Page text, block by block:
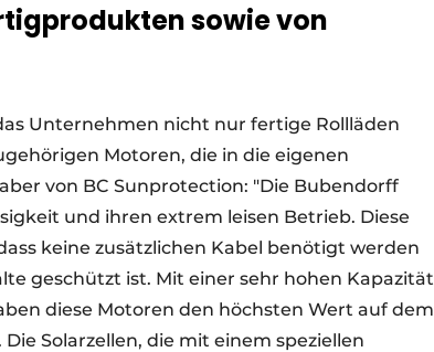
sowie von
Unternehmen nicht nur fertige Rollläden
Motoren, die in die eigenen
von BC Sunprotection: "Die Bubendorff
und ihren extrem leisen Betrieb. Diese
keine zusätzlichen Kabel benötigt werden
geschützt ist. Mit einer sehr hohen Kapazität
diese Motoren den höchsten Wert auf dem
Solarzellen, die mit einem speziellen